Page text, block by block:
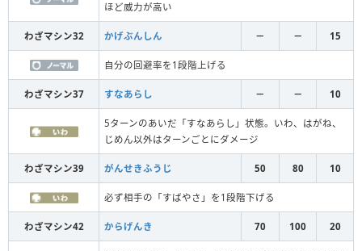
ほど威力が高い
わざマシン32 かげぶんしん － － 15
自分の回避率を1段階上げる
わざマシン37 すなあらし － － 10
5ターンのあいだ「すなあらし」状態。いわ、はがね、
じめん以外はターンごとにダメージ
わざマシン39 がんせきふうじ 50 80 10
必ず相手の「すばやさ」を1段階下げる
わざマシン42 からげんき 70 100 20